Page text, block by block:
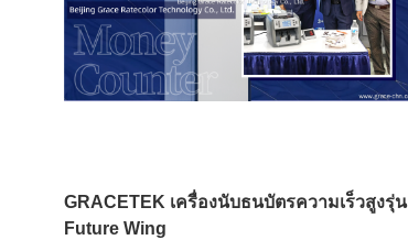
GRACETEK เครื่องนับธนบัตรความเร็วสูงรุ่น
Future Wing